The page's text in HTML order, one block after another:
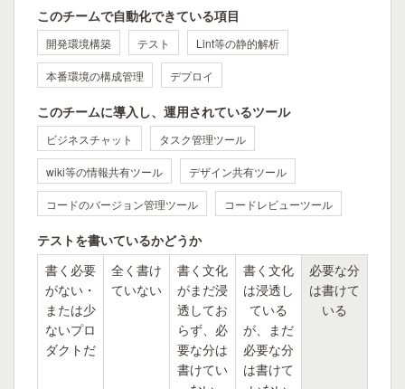
このチームで自動化できている項目
開発環境構築 テスト Lint等の静的解析
本番環境の構成管理 デプロイ
このチームに導入し、運用されているツール
ビジネスチャット タスク管理ツール
wiki等の情報共有ツール デザイン共有ツール
コードのバージョン管理ツール コードレビューツール
テストを書いているかどうか
書く必要
がない・
または少
ないプロ
ダクトだ
全く書け
ていない
書く文化
がまだ浸
透してお
らず、必
要な分は
書けてい
書く文化
は浸透し
ている
が、まだ
必要な分
は書けて
必要な分
は書けて
いる